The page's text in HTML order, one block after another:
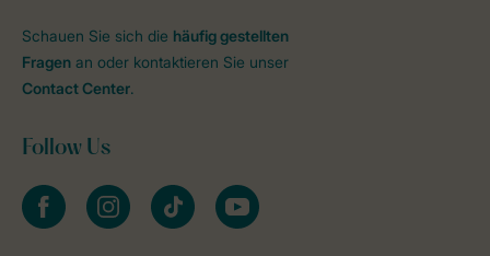
Schauen Sie sich die häufig gestellten
Fragen an oder kontaktieren Sie unser
Contact Center.
Follow Us
facebookinstagramtiktok youtube